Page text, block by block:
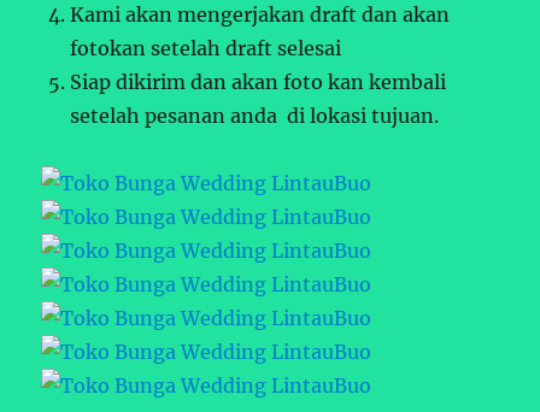
Kami akan mengerjakan draft dan akan
fotokan setelah draft selesai
Siap dikirim dan akan foto kan kembali
setelah pesanan anda di lokasi tujuan.